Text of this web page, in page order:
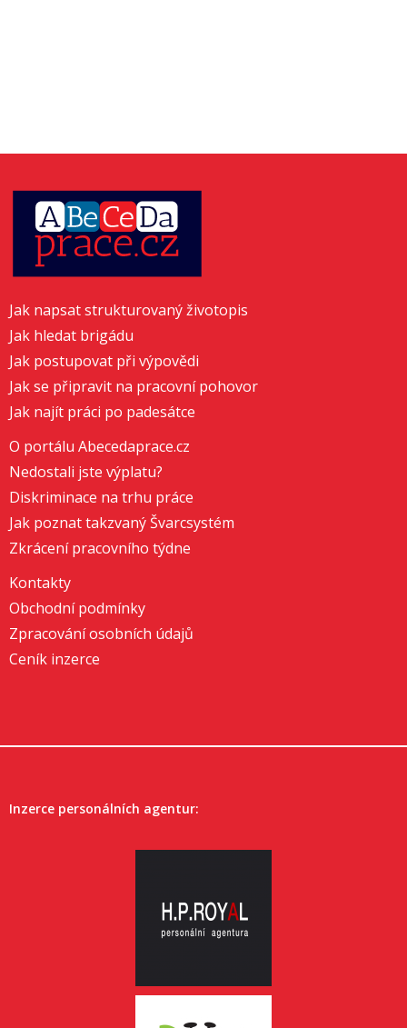
Jak napsat strukturovaný životopis
Jak hledat brigádu
Jak postupovat při výpovědi
Jak se připravit na pracovní pohovor
Jak najít práci po padesátce
O portálu Abecedaprace.cz
Nedostali jste výplatu?
Diskriminace na trhu práce
Jak poznat takzvaný Švarcsystém
Zkrácení pracovního týdne
Kontakty
Obchodní podmínky
Zpracování osobních údajů
Ceník inzerce
Inzerce personálních agentur: